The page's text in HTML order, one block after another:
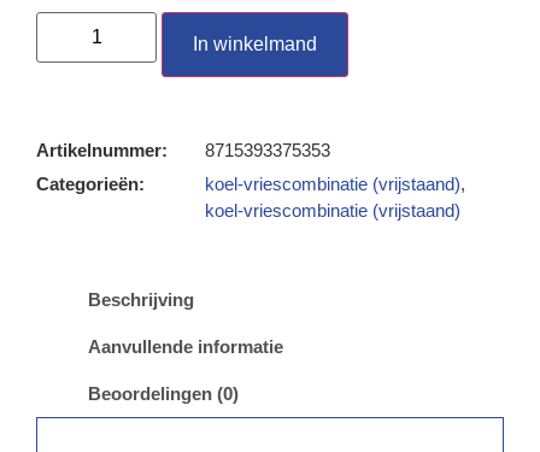
In winkelmand
Artikelnummer:
8715393375353
Categorieën:
koel-vriescombinatie (vrijstaand),
koel-vriescombinatie (vrijstaand)
Beschrijving
Aanvullende informatie
Beoordelingen (0)